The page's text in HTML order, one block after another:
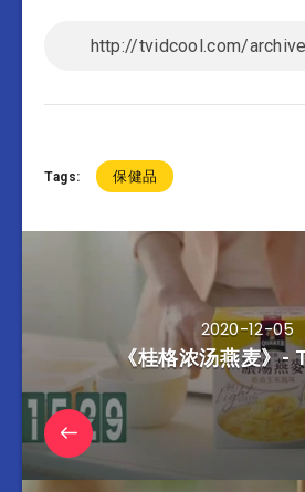
Tags: 保健品
2020-12-05
《桂格浓汤燕麦》-